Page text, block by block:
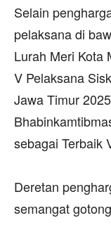
‎Selain
pelaksana di
Lurah Meri Kota
V Pelaksana
Jawa Timur
sebagai Terbaik
‎Deretan
semangat